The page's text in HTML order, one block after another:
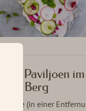
't Paviljoen
Berg
Ecke (in einer